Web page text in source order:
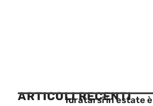
ARTICOLI RECENTI
Idratarsi in estate è